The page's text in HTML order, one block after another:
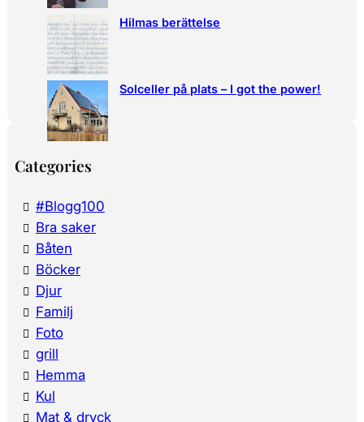
Hilmas berättelse
Solceller på plats – I got the power!
Categories
#Blogg100
Bra saker
Båten
Böcker
Djur
Familj
Foto
grill
Hemma
Kul
Mat & dryck